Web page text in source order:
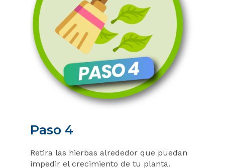
Paso 4
Retira las hierbas alrededor que puedan
impedir el crecimiento de tu planta.